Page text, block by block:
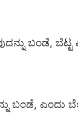
ಬಂಡೆ, ಬೆಟ್ಟ
ಬಂಡೆ, ಎಂದು